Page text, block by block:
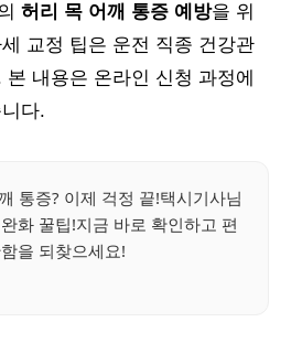
허리 목 어깨 통증 예방을 위
교정 팁은 운전 직종 건강관
내용은 온라인 신청 과정에
다.
통증? 이제 걱정 끝!택시기사님
화 꿀팁!지금 바로 확인하고 편
을 되찾으세요!